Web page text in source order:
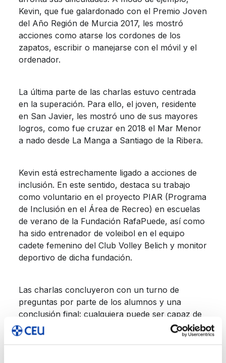
Kevin, que fue galardonado con el Premio Joven
del Año Región de Murcia 2017, les mostró
acciones como atarse los cordones de los
zapatos, escribir o manejarse con el móvil y el
ordenador.
La última parte de las charlas estuvo centrada
en la superación. Para ello, el joven, residente
en San Javier, les mostró uno de sus mayores
logros, como fue cruzar en 2018 el Mar Menor
a nado desde La Manga a Santiago de la Ribera.
Kevin está estrechamente ligado a acciones de
inclusión. En este sentido, destaca su trabajo
como voluntario en el proyecto PIAR (Programa
de Inclusión en el Área de Recreo) en escuelas
de verano de la Fundación RafaPuede, así como
ha sido entrenador de voleibol en el equipo
cadete femenino del Club Volley Belich y monitor
deportivo de dicha fundación.
Las charlas concluyeron con un turno de
preguntas por parte de los alumnos y una
conclusión final: cualquiera puede ser capaz de
conseguir lo que se proponga. Tan solo tiene
que hacer eso: proponérselo.